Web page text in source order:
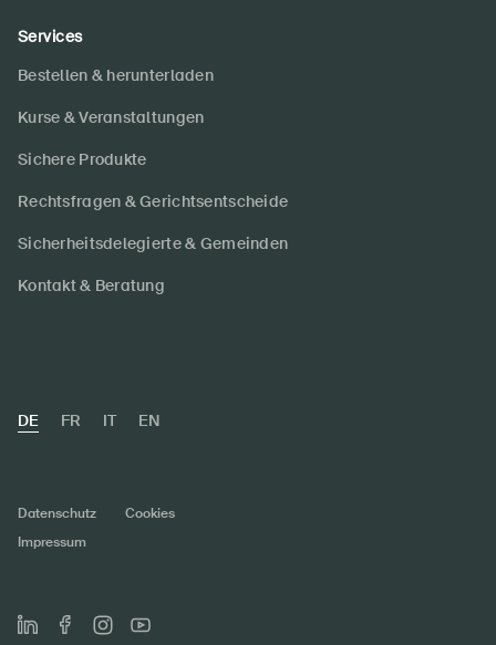
Services
Bestellen & herunterladen
Kurse & Veranstaltungen
Sichere Produkte
Rechtsfragen & Gerichtsentscheide
Sicherheitsdelegierte & Gemeinden
Kontakt & Beratung
DE FR IT EN
Datenschutz
Cookies
Impressum